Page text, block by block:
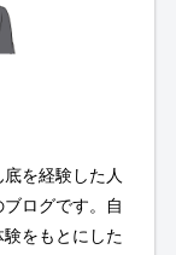
底を経験した人
ログです。自
をもとにした